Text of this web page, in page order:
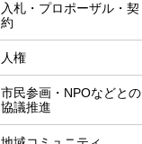
入札・プロポーザル・契
約
人権
市民参画・NPOなどとの
協議推進